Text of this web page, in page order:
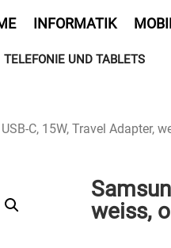
INFORMATIK
TELEFONIE UND TABLETS
C, 15W, Travel Adapter,
weiss,